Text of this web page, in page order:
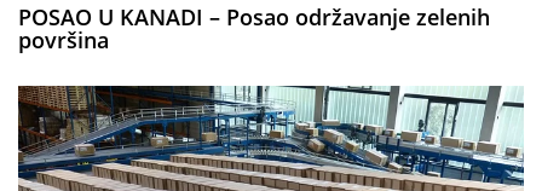
POSAO U KANADI – Posao održavanje zelenih
površina